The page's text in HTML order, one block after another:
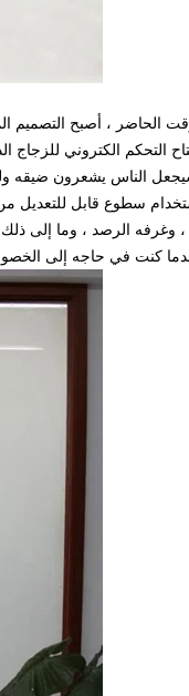
الحاضر ، أصبح التصميم
التحكم الكتروني للزجاج
الناس يشعرون ضيقه
سطوع قابل للتعديل
، وغرفه الرصد ، وما إلى
كنت في حاجه إلى